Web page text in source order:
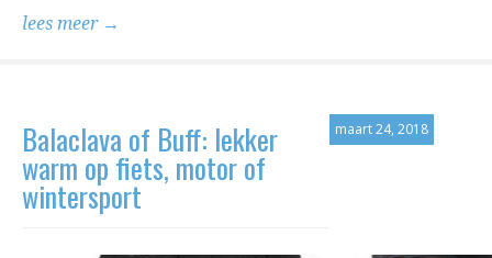
lees meer →
maart 24, 2018
Balaclava of Buff: lekker
warm op fiets, motor of
wintersport